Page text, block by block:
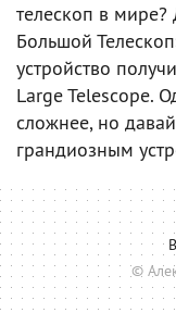
телескоп в мире?
Большой
устройство
Large Telescope.
сложнее, но
грандиозным
©